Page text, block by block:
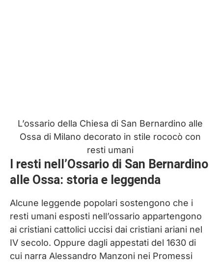
L’ossario della Chiesa di San Bernardino alle
Ossa di Milano decorato in stile rococò con
resti umani
I resti nell’Ossario di San Bernardino
alle Ossa: storia e leggenda
Alcune leggende popolari sostengono che i
resti umani esposti nell’ossario appartengono
ai cristiani cattolici uccisi dai cristiani ariani nel
IV secolo. Oppure dagli appestati del 1630 di
cui narra Alessandro Manzoni nei Promessi